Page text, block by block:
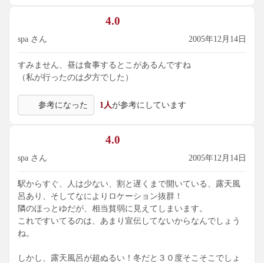
4.0
spa さん 2005年12月14日
すみません、昼は食事するとこがあるんですね
（私が行ったのは夕方でした）
参考になった 1人が参考にしています
4.0
spa さん 2005年12月14日
駅からすぐ、人は少ない、割と遅くまで開いている、露天風
呂あり、そしてなによりロケーション抜群！
隣のほっとゆだが、相当貧弱に見えてしまいます。
これですいてるのは、あまり宣伝してないからなんでしょう
ね。
しかし、露天風呂が超ぬるい！冬だと３０度そこそこでしょ